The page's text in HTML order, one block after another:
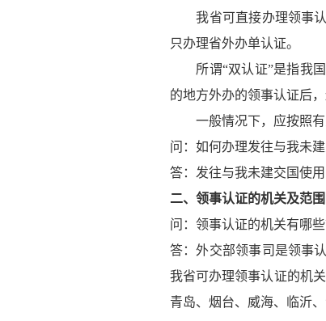
我省可直接办理领事认
只办理省外办单认证。
所谓“双认证”是指我国
的地方外办的领事认证后
一般情况下，应按照有
问：如何办理发往与我未
答：发往与我未建交国使
二、领事认证的机关及范围
问：领事认证的机关有哪些
答：外交部领事司是领事
我省可办理领事认证的机
青岛、烟台、威海、临沂